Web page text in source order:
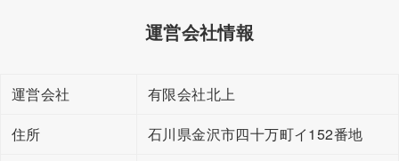
運営会社情報
運営会社
有限会社北上
住所
石川県金沢市四十万町イ152番地